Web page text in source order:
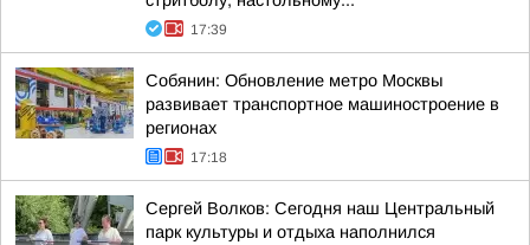
17:39
Собянин: Обновление метро Москвы
развивает транспортное машиностроение в
регионах
17:18
Сергей Волков: Сегодня наш Центральный
парк культуры и отдыха наполнился